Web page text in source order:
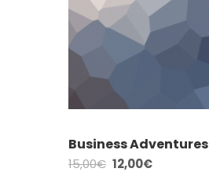
Business Adventures
15,00€ 12,00€